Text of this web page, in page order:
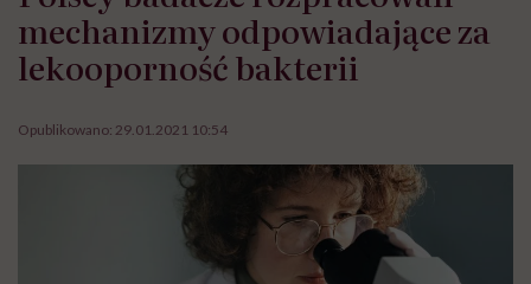
mechanizmy odpowiadające za
lekooporność bakterii
Opublikowano: 29.01.2021 10:54